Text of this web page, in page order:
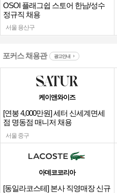
OSOI 플래그쉽 스토어 한남/성수
정규직 채용
서울 용산구
포커스 채용관 광고안내
케이앤와이즈
[연봉 4,000만원] 세터 신세계면세
점 명동점 매니저 채용
서울 중구
아데코코리아
[동일라코스테] 본사 직영매장 신규